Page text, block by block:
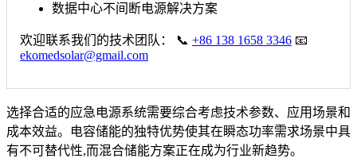
数据中心不间断电源解决方案
欢迎联系我们的技术团队： 📞 +86 138 1658 3346 📧
ekomedsolar@gmail.com
选择合适的应急电源系统需要综合考虑技术参数、应用场景和
成本效益。电容储能的独特优势使其在瞬态功率需求场景中具
有不可替代性,而混合储能方案正在成为行业新趋势。